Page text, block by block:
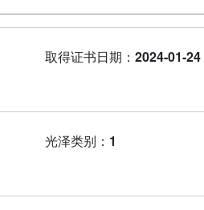
取得证书日期：2024-01-24
光泽类别： 1